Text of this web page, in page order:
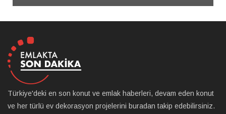
Türkiye'deki en son konut ve emlak haberleri, devam eden konut
ve her türlü ev dekorasyon projelerini buradan takip edebilirsiniz.